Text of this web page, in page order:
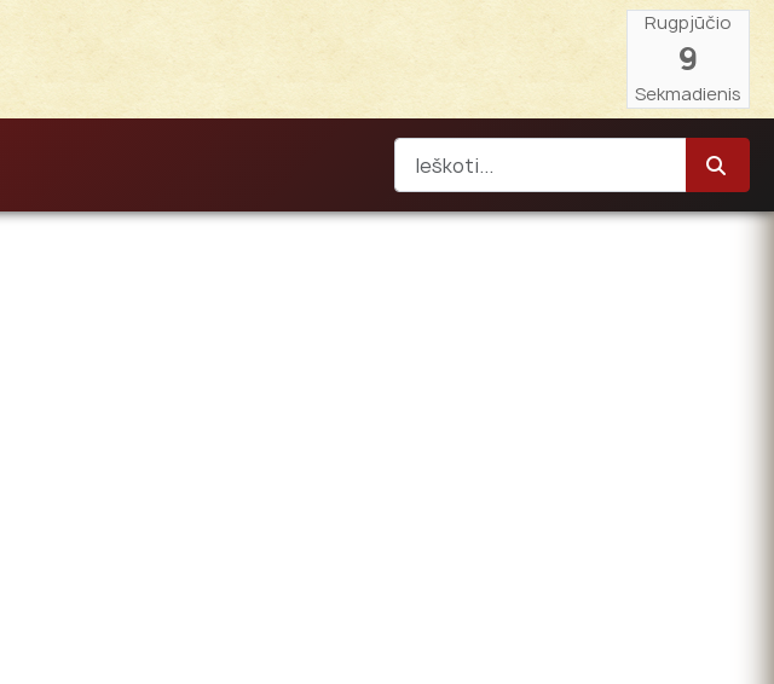
Rugpjūčio
9
Sekmadienis